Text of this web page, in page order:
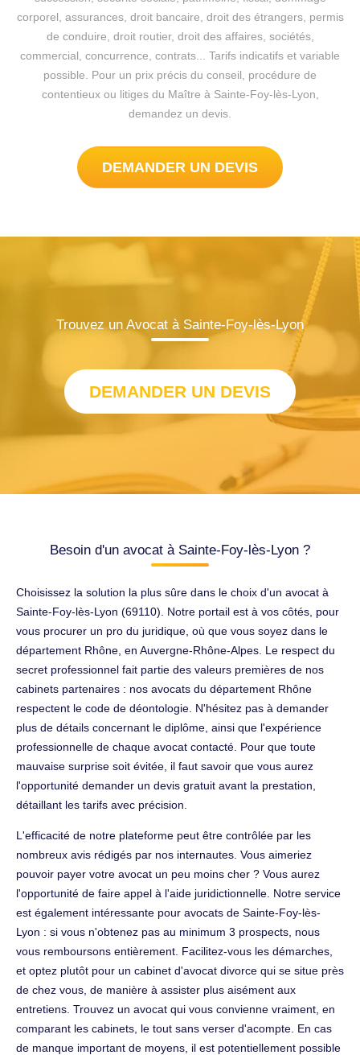
corporel, assurances, droit bancaire, droit des étrangers, permis
de conduire, droit routier, droit des affaires, sociétés,
commercial, concurrence, contrats... Tarifs indicatifs et variable
possible. Pour un prix précis du conseil, procédure de
contentieux ou litiges du Maître à Sainte-Foy-lès-Lyon,
demandez un devis.
DEMANDER UN DEVIS
Trouvez un Avocat à Sainte-Foy-lès-Lyon
DEMANDER UN DEVIS
Besoin d'un avocat à Sainte-Foy-lès-Lyon ?
Choisissez la solution la plus sûre dans le choix d'un avocat à
Sainte-Foy-lès-Lyon (69110). Notre portail est à vos côtés, pour
vous procurer un pro du juridique, où que vous soyez dans le
département Rhône, en Auvergne-Rhône-Alpes. Le respect du
secret professionnel fait partie des valeurs premières de nos
cabinets partenaires : nos avocats du département Rhône
respectent le code de déontologie. N'hésitez pas à demander
plus de détails concernant le diplôme, ainsi que l'expérience
professionnelle de chaque avocat contacté. Pour que toute
mauvaise surprise soit évitée, il faut savoir que vous aurez
l'opportunité demander un devis gratuit avant la prestation,
détaillant les tarifs avec précision.
L'efficacité de notre plateforme peut être contrôlée par les
nombreux avis rédigés par nos internautes. Vous aimeriez
pouvoir payer votre avocat un peu moins cher ? Vous aurez
l'opportunité de faire appel à l'aide juridictionnelle. Notre service
est également intéressante pour avocats de Sainte-Foy-lès-
Lyon : si vous n'obtenez pas au minimum 3 prospects, nous
vous remboursons entièrement. Facilitez-vous les démarches,
et optez plutôt pour un cabinet d'avocat divorce qui se situe près
de chez vous, de manière à assister plus aisément aux
entretiens. Trouvez un avocat qui vous convienne vraiment, en
comparant les cabinets, le tout sans verser d'acompte. En cas
de manque important de moyens, il est potentiellement possible